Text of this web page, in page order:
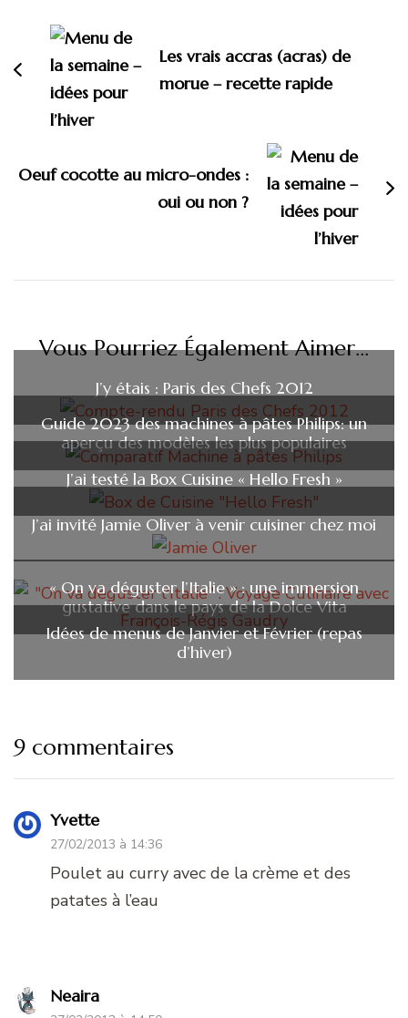
d'article
Les vrais accras (acras) de
morue – recette rapide
Oeuf cocotte au micro-ondes :
oui ou non ?
Vous Pourriez Également Aimer...
J’y étais : Paris des Chefs 2012
Guide 2023 des machines à pâtes Philips: un
aperçu des modèles les plus populaires
J’ai testé la Box Cuisine « Hello Fresh »
J’ai invité Jamie Oliver à venir cuisiner chez moi
« On va déguster l’Italie » : une immersion
gustative dans le pays de la Dolce Vita
Idées de menus de Janvier et Février (repas
d’hiver)
9 commentaires
Yvette
27/02/2013 à 14:36
Poulet au curry avec de la crème et des
patates à l’eau
Neaira